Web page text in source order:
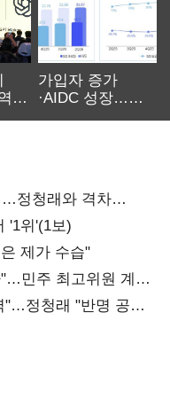
대
가입자 증가
·AIDC 성장…
…정청래와 격차
'1위'(1보)
제가 수습"
민주 최고위원 계파
"…정청래 "반명 공세